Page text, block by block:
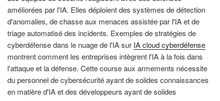
améliorées par l'IA. Elles déploient des systèmes de détection
d'anomalies, de chasse aux menaces assistée par l'IA et de
triage automatisé des incidents. Exemples de stratégies de
cyberdéfense dans le nuage de l'IA sur IA cloud cyberdéfense
montrent comment les entreprises intègrent l'IA à la fois dans
l'attaque et la défense. Cette course aux armements nécessite
du personnel de cybersécurité ayant de solides connaissances
en matière d'IA et des développeurs ayant de solides